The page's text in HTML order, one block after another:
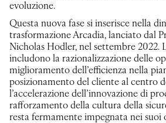
evoluzione.
Questa nuova fase si inserisce nella
trasformazione Arcadia, lanciato dal
Nicholas Hodler, nel settembre 2022.
includono la razionalizzazione delle
miglioramento dell’efficienza nella
posizionamento del cliente al centro
l’accelerazione dell’innovazione di
rafforzamento della cultura della
resta fermamente impegnata nei suoi